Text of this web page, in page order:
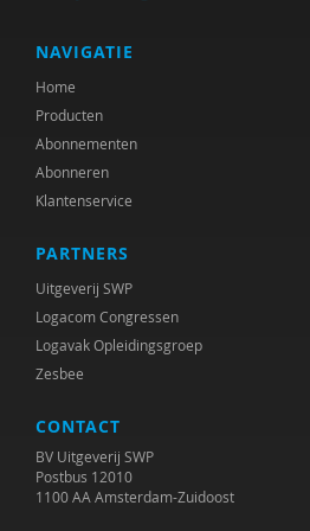
Allard R. Feddes
Henk Ferwerda
Henk Ferwerda
Albert R. Hauber
Ilse van den Hoorn
Frank C. P. van der Horst
Frank Imkamp
Janine Janssen
Katharina J. Joosen
NAVIGATIE
Home
Producten
Abonnementen
Abonneren
Klantenservice
PARTNERS
Uitgeverij SWP
Logacom Congressen
Logavak Opleidingsgroep
Zesbee
CONTACT
BV Uitgeverij SWP
Postbus 12010
1100 AA Amsterdam-Zuidoost